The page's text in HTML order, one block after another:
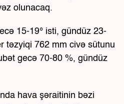
olunacaq.
15-19° isti, gündüz 23-
təzyiqi 762 mm civə sütunu
gecə 70-80 %, gündüz
hava şəraitinin bəzi